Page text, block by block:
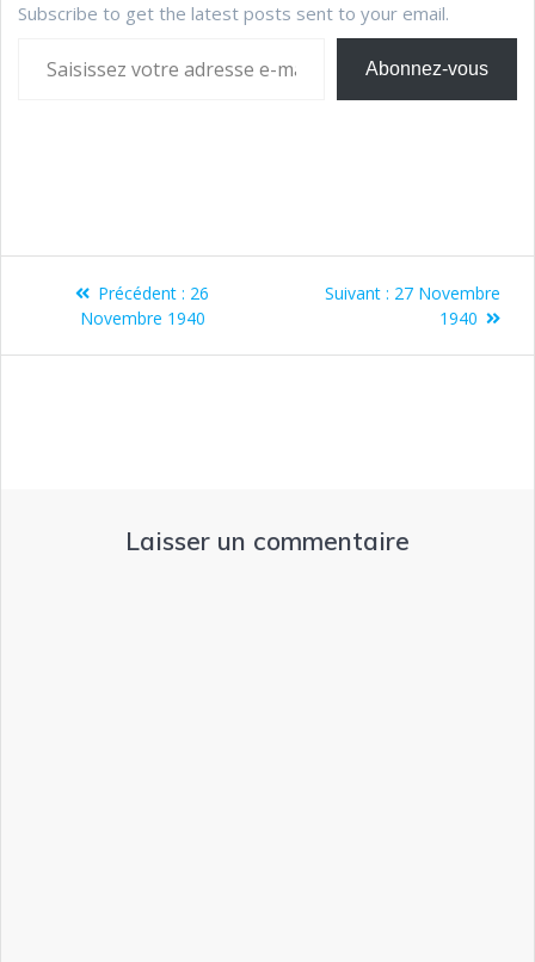
Subscribe to get the latest posts sent to your email.
Abonnez-vous
Précédent : 26
Novembre 1940
Suivant : 27 Novembre
1940
Laisser un commentaire